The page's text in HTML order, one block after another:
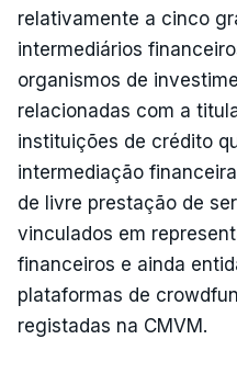
relativamente a cinco
intermediários
organismos de
relacionadas com a
instituições de crédito
intermediação
de livre prestação de
vinculados em
financeiros e ainda
plataformas de
registadas na CMVM.